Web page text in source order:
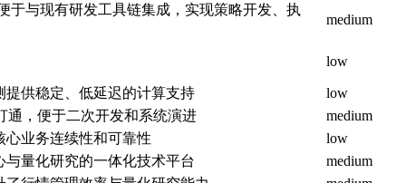
于与现有研发工具链集成，实现策略开发、执
medium
low
供稳定、低延迟的计算支持
low
通，便于二次开发和系统演进
medium
心业务连续性和可靠性
low
量化研究的一体化技术平台
medium